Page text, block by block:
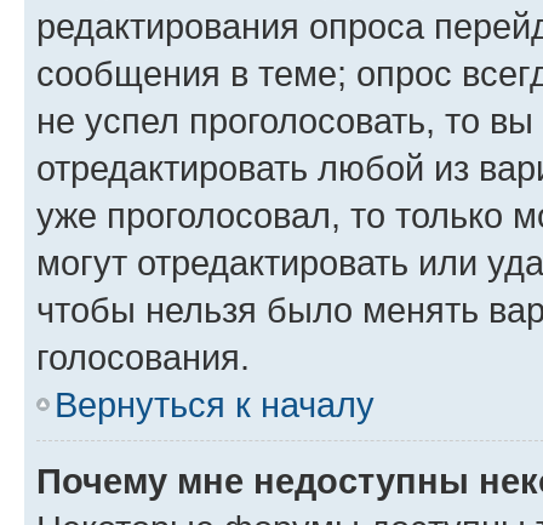
редактирования опроса
сообщения в теме; опрос
не успел проголосовать, то
отредактировать любой из
уже проголосовал, то только
могут отредактировать или
чтобы нельзя было менять
голосования.
Вернуться к началу
Почему мне недоступны